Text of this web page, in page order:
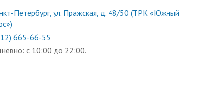
Петербург, ул. Пражская, д. 48/50 (ТРК «Южный
665-66-55
с 10:00 до 22:00.